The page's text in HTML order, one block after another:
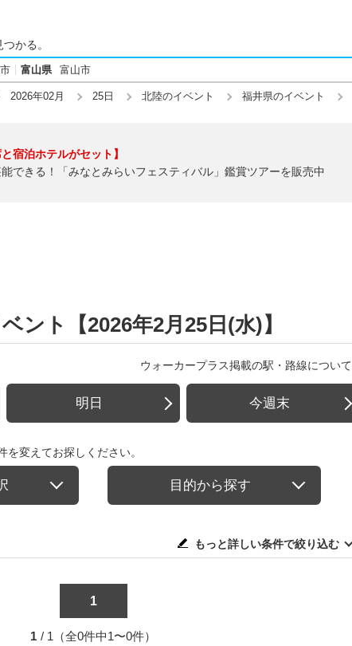
かる。
富山県 富山市
2026年02月 25日 北陸のイベント 福井県のイベント
宿泊ホテルがセット】
できる！「みなとみらいフェスティバル」鑑賞ツアーを販売中
ント【2026年2月25日(水)】
ウォーカープラス掲載の駅・路線について
明日 今週末
変えてお探しください。
目的から探す
もっと詳しい条件で絞り込む
1
1 / 1（全0件中1〜0件）